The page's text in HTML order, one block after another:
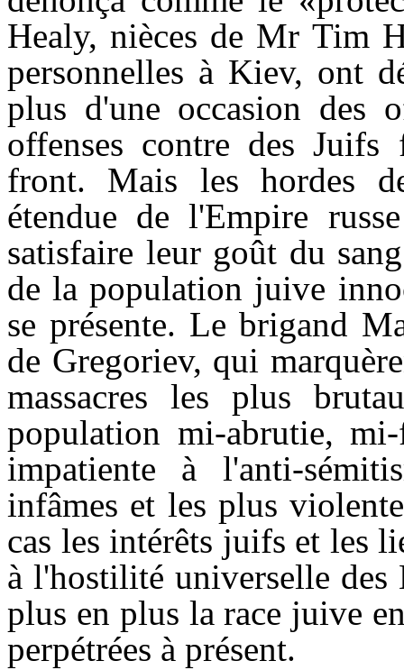
Healy, nièces de Mr Tim
personnelles à Kiev, ont
plus d'une occasion des
offenses contre des Juifs
front. Mais les hordes
étendue de l'Empire
satisfaire leur goût du
de la population juive
se présente. Le brigand
de Gregoriev, qui
massacres les plus
population mi-abrutie,
impatiente à l'anti-
infâmes et les plus
cas les intérêts juifs et les
à l'hostilité universelle des
plus en plus la race juive
perpétrées à présent.